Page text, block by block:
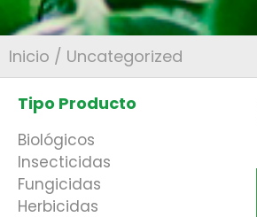
Inicio / Uncategorized
Tipo Producto
Biológicos
Insecticidas
Fungicidas
Herbicidas